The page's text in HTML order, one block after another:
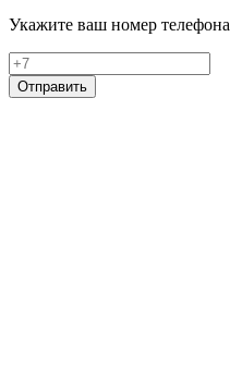
Укажите ваш номер телефона
Отправить